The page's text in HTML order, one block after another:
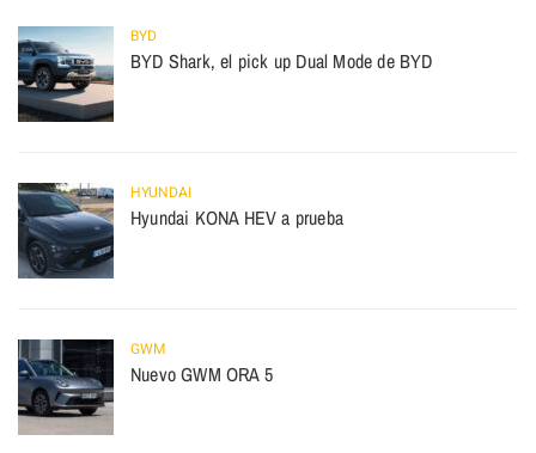
BYD
BYD Shark, el pick up Dual Mode de BYD
HYUNDAI
Hyundai KONA HEV a prueba
GWM
Nuevo GWM ORA 5